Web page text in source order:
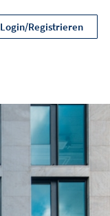
Login/Registrieren